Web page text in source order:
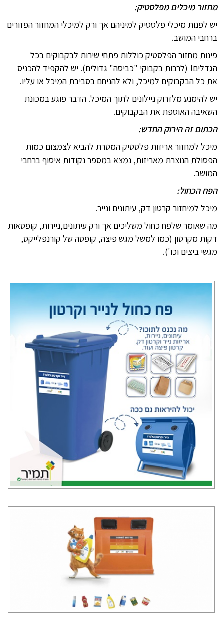
מחזור מיכלים מפלסטיק:
יש לפנות מיכלי פלסטיק למיניהם אך ורק למיכלי המחזור הפזורים
ברחבי המושב.
פינות מחזור הפלסטיק כוללות פתחי שירות לבקבוקים בכל
הגדלים! (לרבות בקבוקי "כביסה" גדולים). יש להקפיד להכניס
את כל הבקבוקים למיכל, ולא להניחם בסביבת המיכל או עליו.
יש להימנע מלזרוק ניילונים לתוך המיכל. הדבר פוגע במכונת
השאיבה האוספת את הבקבוקים.
הכתום זה הירוק החדש:
מיכל למחזור אריזות פלסטיק המטרת להביא לצמצום כמות
הפסולת הנוצרת מאריזות, נמצא במספר נקודות איסוף ברחבי
המושב.
הפח הכחול:
מיכל למיחזור קרטון דק, עיתונים ונייר.
מה שאומר שלפח כחול משליכים אך ורק עיתונים,ניירות, קופסאות
דקות מקרטון (כמו למשל מגש פיצה, קופסה של קורנפלייקס,
מגשי ביצים וכו').